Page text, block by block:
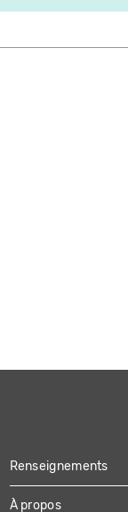
Renseignements
À propos